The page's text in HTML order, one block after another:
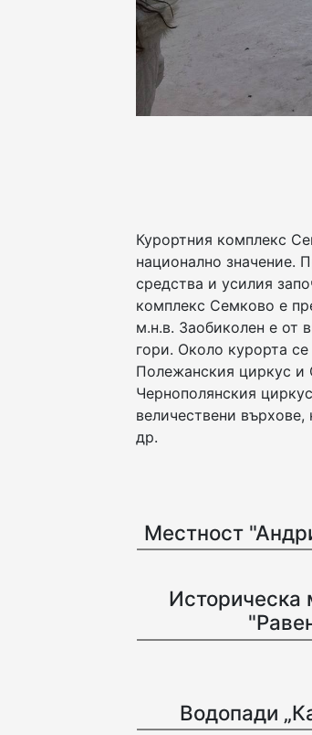
Курортния комплекс
национално значение.
средства и усилия
комплекс Семково е
м.н.в. Заобиколен е от
гори. Около курорта
Полежанския циркус и
Чернополянския
величествени
др.
Местност
Историческа
Водопади